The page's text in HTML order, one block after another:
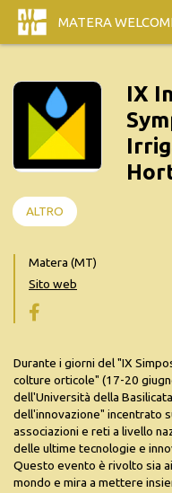
MATERA
IX
ALTRO
Matera (MT)
Sito web
Durante i giorni del "IX
colture orticole" (17-20
dell'Università della
dell'innovazione" incentrato
associazioni e reti a livello
delle ultime tecnologie e
Questo evento è rivolto sia
mondo e mira a mettere